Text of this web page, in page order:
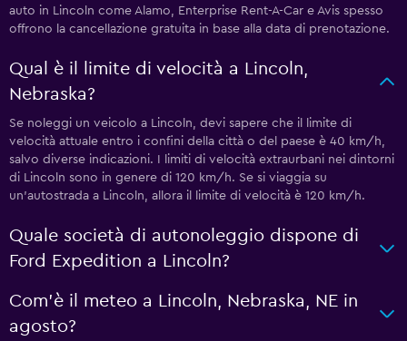
auto in Lincoln come Alamo, Enterprise Rent-A-Car e Avis spesso
offrono la cancellazione gratuita in base alla data di prenotazione.
Qual è il limite di velocità a Lincoln,
Nebraska?
Se noleggi un veicolo a Lincoln, devi sapere che il limite di
velocità attuale entro i confini della città o del paese è 40 km/h,
salvo diverse indicazioni. I limiti di velocità extraurbani nei dintorni
di Lincoln sono in genere di 120 km/h. Se si viaggia su
un'autostrada a Lincoln, allora il limite di velocità è 120 km/h.
Quale società di autonoleggio dispone di
Ford Expedition a Lincoln?
Com'è il meteo a Lincoln, Nebraska, NE in
agosto?